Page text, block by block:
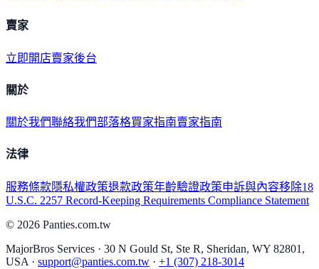
賣家
立即開店賣家後台
關於
關於我們聯絡我們部落格買家指南賣家指南
法律
服務條款隱私權政策退款政策年齡驗證政策申訴與內容移除18
U.S.C. 2257 Record-Keeping Requirements Compliance Statement
© 2026 Panties.com.tw
MajorBros Services · 30 N Gould St, Ste R, Sheridan, WY 82801,
USA · support@panties.com.tw · +1 (307) 218-3014